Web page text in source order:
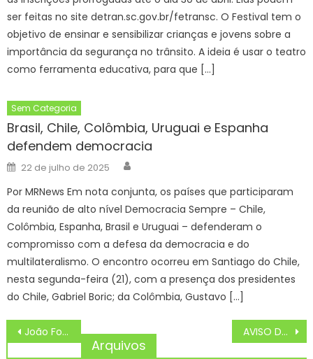
ser feitas no site detran.sc.gov.br/fetransc. O Festival tem o
objetivo de ensinar e sensibilizar crianças e jovens sobre a
importância da segurança no trânsito. A ideia é usar o teatro
como ferramenta educativa, para que […]
Sem Categoria
Brasil, Chile, Colômbia, Uruguai e Espanha
defendem democracia
Posted
on
22 de julho de 2025
Por MRNews Em nota conjunta, os países que participaram
da reunião de alto nível Democracia Sempre – Chile,
Colômbia, Espanha, Brasil e Uruguai – defenderam o
compromisso com a defesa da democracia e do
multilateralismo. O encontro ocorreu em Santiago do Chile,
nesta segunda-feira (21), com a presença dos presidentes
do Chile, Gabriel Boric; da Colômbia, Gustavo […]
Navegação
de
João Fonseca fica com o vice na chave de duplas do ATP 500 de Halle AVISO DE PAUTA: Governo do Estado inaugura revitalização da SC-350 entre Lebon Régis e Caçador
Arquivos